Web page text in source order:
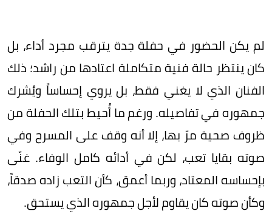
لم يكن الحضور في حفلة جدة يترقب مجرد أداء، بل
كان ينتظر حالة فنية متكاملة اعتادها من راشد؛ ذلك
الفنان الذي لا يغني فقط، بل يروي إحساساً ويُشرك
جمهوره في تفاصيله. ورغم ما أُحيط بتلك الحفلة من
ظروف صحية مرّ بها، إلا أنه وقف على المسرح وفي
صوته بقايا تعب، لكن في أدائه كامل الوفاء. غنّى
بإحساسه المعتاد، وربما أعمق، كأن التعب زاده صدقاً،
وكأن صوته كان يقاوم لأجل جمهوره الذي يستحق.